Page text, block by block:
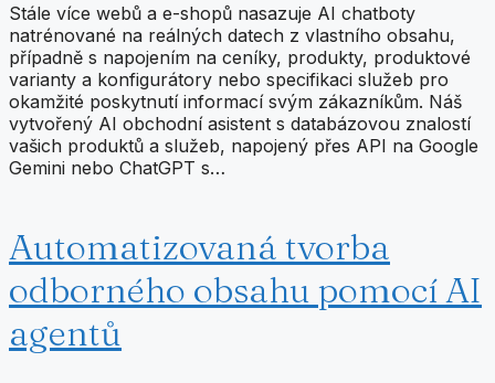
Stále více webů a e-shopů nasazuje AI chatboty
natrénované na reálných datech z vlastního obsahu,
případně s napojením na ceníky, produkty, produktové
varianty a konfigurátory nebo specifikaci služeb pro
okamžité poskytnutí informací svým zákazníkům. Náš
vytvořený AI obchodní asistent s databázovou znalostí
vašich produktů a služeb, napojený přes API na Google
Gemini nebo ChatGPT s…
Automatizovaná tvorba
odborného obsahu pomocí AI
agentů